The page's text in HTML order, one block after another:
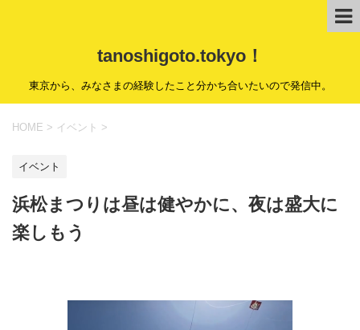
tanoshigoto.tokyo！
東京から、みなさまの経験したこと分かち合いたいので発信中。
HOME > イベント >
イベント
浜松まつりは昼は健やかに、夜は盛大に
楽しもう